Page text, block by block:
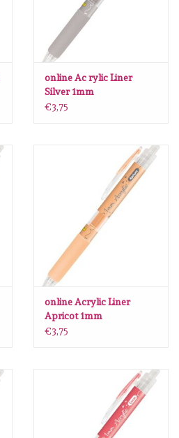
online Ac rylic Liner
Silver 1mm
€3,75
online Acrylic Liner
Apricot 1mm
€3,75